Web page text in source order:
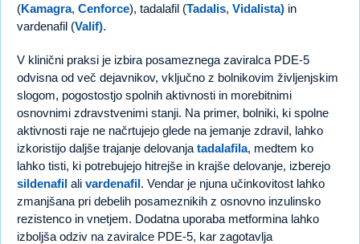
(Kamagra, Cenforce), tadalafil (Tadalis, Vidalista) in
vardenafil (Valif).
V klinični praksi je izbira posameznega zaviralca PDE-5
odvisna od več dejavnikov, vključno z bolnikovim življenjskim
slogom, pogostostjo spolnih aktivnosti in morebitnimi
osnovnimi zdravstvenimi stanji. Na primer, bolniki, ki spolne
aktivnosti raje ne načrtujejo glede na jemanje zdravil, lahko
izkoristijo daljše trajanje delovanja tadalafila, medtem ko
lahko tisti, ki potrebujejo hitrejše in krajše delovanje, izberejo
sildenafil ali vardenafil. Vendar je njuna učinkovitost lahko
zmanjšana pri debelih posameznikih z osnovno inzulinsko
rezistenco in vnetjem. Dodatna uporaba metformina lahko
izboljša odziv na zaviralce PDE-5, kar zagotavlja